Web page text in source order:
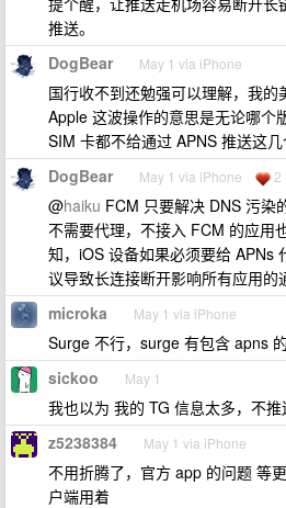
推送。
DogBear May 1 via iPhone
国行收不到还勉强可以理解，我的
Apple 这波操作的意思是无论哪个
SIM 卡都不给通过 APNS 推送这
DogBear May 1 via iPhone 2
@haiku FCM 只要解决 DNS 污染
不需要代理，不接入 FCM 的应用
知，iOS 设备如果必须要给 APNs
议导致长连接断开影响所有应用的
microka May 1 via iPhone
Surge 不行，surge 有包含 apns
sickoo May 1
我也以为 我的 TG 信息太多，不推
z5238384 May 1 via iPhone
不用折腾了，官方 app 的问题 等
户端用着